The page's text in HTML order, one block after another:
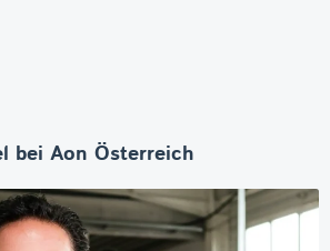
bei Aon Österreich